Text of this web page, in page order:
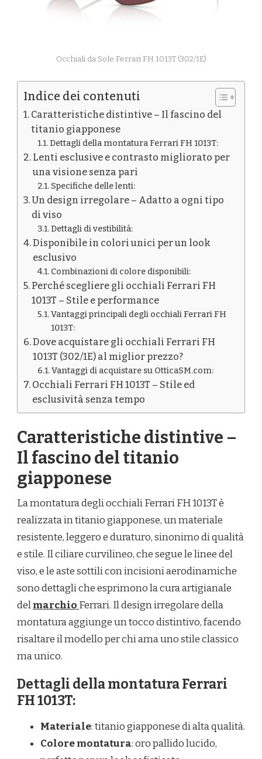
Occhiali da Sole Ferrari FH 1013T (302/1E)
Indice dei contenuti
Caratteristiche distintive – Il fascino del
titanio giapponese
Dettagli della montatura Ferrari FH 1013T:
Lenti esclusive e contrasto migliorato per
una visione senza pari
Specifiche delle lenti:
Un design irregolare – Adatto a ogni tipo
di viso
Dettagli di vestibilità:
Disponibile in colori unici per un look
esclusivo
Combinazioni di colore disponibili:
Perché scegliere gli occhiali Ferrari FH
1013T – Stile e performance
Vantaggi principali degli occhiali Ferrari FH
1013T:
Dove acquistare gli occhiali Ferrari FH
1013T (302/1E) al miglior prezzo?
Vantaggi di acquistare su OtticaSM.com:
Occhiali Ferrari FH 1013T – Stile ed
esclusività senza tempo
Caratteristiche distintive –
Il fascino del titanio
giapponese
La montatura degli occhiali Ferrari FH 1013T è
realizzata in titanio giapponese, un materiale
resistente, leggero e duraturo, sinonimo di qualità
e stile. Il ciliare curvilineo, che segue le linee del
viso, e le aste sottili con incisioni aerodinamiche
sono dettagli che esprimono la cura artigianale
delmarchio Ferrari. Il design irregolare della
montatura aggiunge un tocco distintivo, facendo
risaltare il modello per chi ama uno stile classico
ma unico.
Dettagli della montatura Ferrari
FH 1013T:
Materiale: titanio giapponese di alta qualità.
Colore montatura: oro pallido lucido,